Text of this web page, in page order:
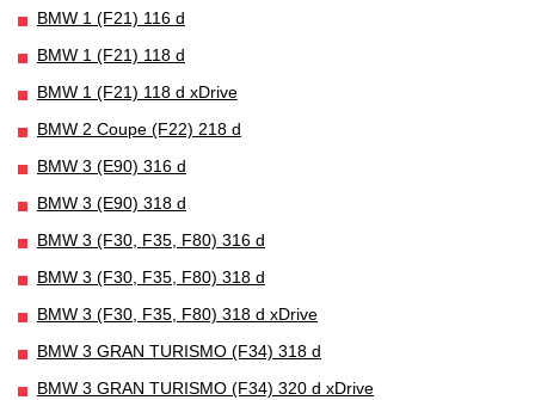
BMW 1 (F21) 116 d
BMW 1 (F21) 118 d
BMW 1 (F21) 118 d xDrive
BMW 2 Coupe (F22) 218 d
BMW 3 (E90) 316 d
BMW 3 (E90) 318 d
BMW 3 (F30, F35, F80) 316 d
BMW 3 (F30, F35, F80) 318 d
BMW 3 (F30, F35, F80) 318 d xDrive
BMW 3 GRAN TURISMO (F34) 318 d
BMW 3 GRAN TURISMO (F34) 320 d xDrive